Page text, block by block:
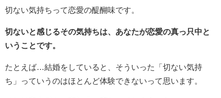
切ない気持ちって恋愛の醍醐味です。
切ないと感じるその気持ちは、あなたが恋愛の真っ只中と
いうことです。
たとえば…結婚をしていると、そういった「切ない気持
ち」っていうのはほとんど体験できないって思います。